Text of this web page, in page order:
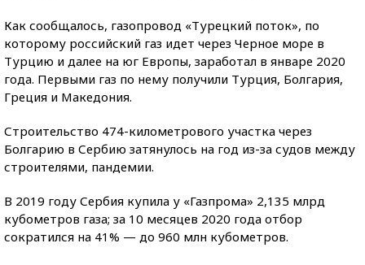
Как сообщалось, газопровод «Турецкий поток», по
которому российский газ идет через Черное море в
Турцию и далее на юг Европы, заработал в январе 2020
года. Первыми газ по нему получили Турция, Болгария,
Греция и Македония.
Строительство 474-километрового участка через
Болгарию в Сербию затянулось на год из-за судов между
строителями, пандемии.
В 2019 году Сербия купила у «Газпрома» 2,135 млрд
кубометров газа; за 10 месяцев 2020 года отбор
сократился на 41% — до 960 млн кубометров.